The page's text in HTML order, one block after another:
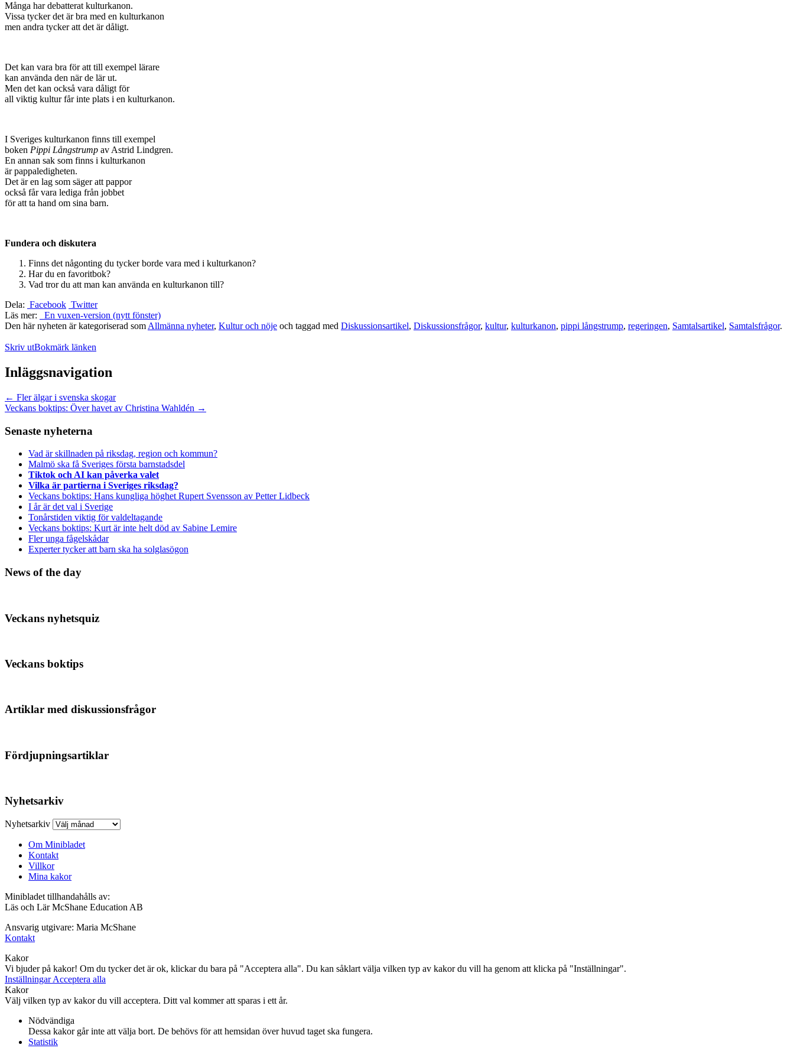
Många har debatterat kulturkanon.
Vissa tycker det är bra med en kulturkanon
men andra tycker att det är dåligt.
Det kan vara bra för att till exempel lärare
kan använda den när de lär ut.
Men det kan också vara dåligt för
all viktig kultur får inte plats i en kulturkanon.
I Sveriges kulturkanon finns till exempel
boken Pippi Långstrump av Astrid Lindgren.
En annan sak som finns i kulturkanon
är pappaledigheten.
Det är en lag som säger att pappor
också får vara lediga från jobbet
för att ta hand om sina barn.
Fundera och diskutera
Finns det någonting du tycker borde vara med i kulturkanon?
Har du en favoritbok?
Vad tror du att man kan använda en kulturkanon till?
Dela: Facebook Twitter
Läs mer:
En vuxen-version (nytt fönster)
Den här nyheten är kategoriserad som Allmänna nyheter, Kultur och nöje och taggad med Diskussionsartikel, Diskussionsfrågor, kultur, kulturkanon, pippi långstrump, regeringen, Samtalsartikel, Samtalsfrågor.
Skriv utBokmärk länken
Inläggsnavigation
← Fler älgar i svenska skogar
Veckans boktips: Över havet av Christina Wahldén →
Senaste nyheterna
Vad är skillnaden på riksdag, region och kommun?
Malmö ska få Sveriges första barnstadsdel
Tiktok och AI kan påverka valet
Vilka är partierna i Sveriges riksdag?
Veckans boktips: Hans kungliga höghet Rupert Svensson av Petter Lidbeck
I år är det val i Sverige
Tonårstiden viktig för valdeltagande
Veckans boktips: Kurt är inte helt död av Sabine Lemire
Fler unga fågelskådar
Experter tycker att barn ska ha solglasögon
News of the day
Veckans nyhetsquiz
Veckans boktips
Artiklar med diskussionsfrågor
Fördjupningsartiklar
Nyhetsarkiv
Nyhetsarkiv
Om Minibladet
Kontakt
Villkor
Mina kakor
Minibladet tillhandahålls av:
Läs och Lär McShane Education AB
Ansvarig utgivare: Maria McShane
Kontakt
Kakor
Vi bjuder på kakor! Om du tycker det är ok, klickar du bara på "Acceptera alla". Du kan såklart välja vilken typ av kakor du vill ha genom att klicka på "Inställningar".
InställningarAcceptera alla
Kakor
Välj vilken typ av kakor du vill acceptera. Ditt val kommer att sparas i ett år.
Nödvändiga
Dessa kakor går inte att välja bort. De behövs för att hemsidan över huvud taget ska fungera.
Statistik